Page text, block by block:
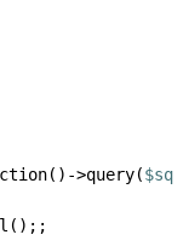
>query($sql